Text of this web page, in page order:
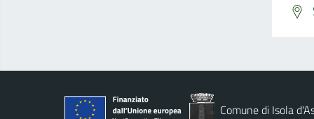
Comune di Isola